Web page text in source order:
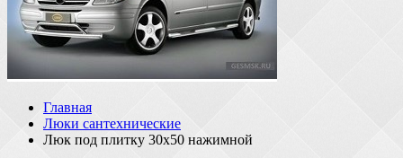
Главная
Люки сантехнические
Люк под плитку 30х50 нажимной